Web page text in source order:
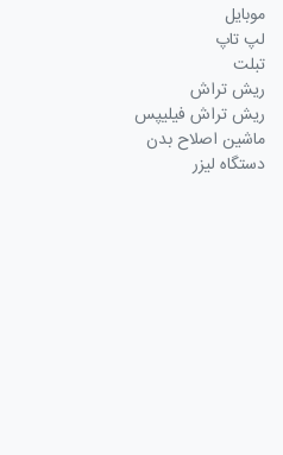
موبایل
لپ تاپ
تبلت
ریش تراش
ریش تراش فیلیپس
ماشین اصلاح بدن
دستگاه لیزر